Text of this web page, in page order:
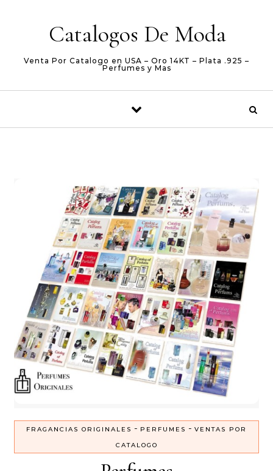
Catalogos De Moda
Venta Por Catalogo en USA – Oro 14KT – Plata .925 –
Perfumes y Mas
FRAGANCIAS ORIGINALES - PERFUMES - VENTAS POR
CATALOGO